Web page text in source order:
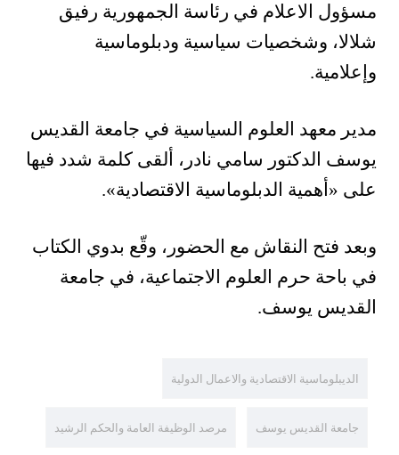
مسؤول الاعلام في رئاسة الجمهورية رفيق
شلالا، وشخصيات سياسية ودبلوماسية
وإعلامية.
مدير معهد العلوم السياسية في جامعة القديس
يوسف الدكتور سامي نادر، ألقى كلمة شدد فيها
على «أهمية الدبلوماسية الاقتصادية».
وبعد فتح النقاش مع الحضور، وقّع بدوي الكتاب
في باحة حرم العلوم الاجتماعية، في جامعة
القديس يوسف.
الديبلوماسية الاقتصادية والاعمال الدولية
جامعة القديس يوسف مرصد الوظيفة العامة والحكم الرشيد